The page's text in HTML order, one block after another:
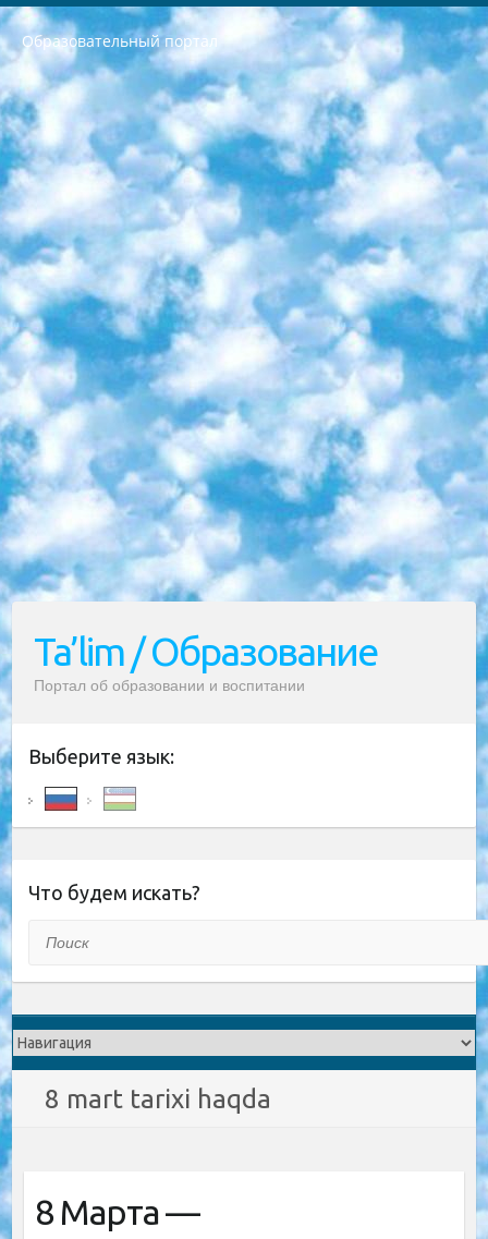
Образовательный портал
РЕСПУБЛИКА УЗБЕКИСТАН МИНИСТРЕРСТВО ДОШКОЛЬНОГО И ШКОЛЬНОГО ОБРАЗОВАНИЯ КОМАНДА в общеобразовательных учреждениях в 2023-2024 учебном году организация и проведение итоговой государственной аттестации обучающихся о Министра дошкольного и школьного образования Республики Узбекистан от 4 марта 2008 года (постановлением Минюста от 20 марта 2008 года № 1778 государственной регистрации) «Итоговое состояние учащихся общего среднего образования на основании положения об утверждении положения об аттестации общего среднего образования выпускной экзамен студентов в образовательных учреждениях в 2023-2024 учебном году В целях организации и прохождения аттестации приказываю: 1. Следующее: перечень предметов, по которым будет проводиться итоговая государственная аттестация и экзамен формы перевода согласно приложению 1; сертификаты международного образца, оценивающие уровень владения иностранными языками перечень согласно приложению 2; 2. Педагогический при специализированных образовательных учреждениях. научно-практический центр квалификации и международной оценки (Д.Давидова) 2024 г. До 25 марта: задания по предметам, по которым будет проводиться итоговая аттестация разработка и утверждение технических условий; итоговая аттестация на основании разработанного предметного задания разработка вопросов по предметам (устно и письменно), экзамен передача; общеобразовательные средние школы и специальные учебные заведения учащиеся выпускных классов школ и интернатов в агентской системе подготовка базы данных экзаменационных материалов и критериев оценки; перевод базы экзаменационных материалов на все языки обучения подать в Республиканский образовательный центр для изготовления; варианты экзаменов на основе разработанных контрольных материалов пусть будут поставлены задачи формирования. 3. Республиканский образовательный центр (Ш.Худайкулов) до 5 апреля 2024 года. до: база данных предоставленных экзаменационных материалов на все языки обучения перевод и экспертиза; для слепых, слабовидящих, глухих, слабослышащих и умственно отсталых детей учащиеся выпускных классов специализированных школ и школ-интернатов база данных экзаменационных материалов на всех преподаваемых языках подготовка критериев оценки; специализированные школы для умственно отсталых детей и технологии для учащихся выпускных классов школ-интернатов разработка соответствующих рекомендаций и критериев проведения ЕГЭ по естествознанию давать задания. 4. Педагогический при специализированных образовательных учреждениях. Научно-практический центр навыков и международной оценки (Д.Давидова), Республика образовательный центр (Худайкулов Ш.) итоговый государственный аттестационный экзамен ориентирован на творческое и логическое мышление при подготовке базы материалов учитывать введение заданий. 5. Следует отметить, что: сертификат государственного образца о знании общеобразовательного предмета и как минимум национальный уровень B1 по предметам на иностранных языках, указанным в Приложении 2. или международно признанный сертификат эквивалентного уровня студенты, изучающие определенный предмет, освобождаются от экзамена; по соответствующим предметам запланирована итоговая государственная аттестация за день до дня, путем жеребьевки Рабочей группой (в письменной форме по предметам, проводимым в форме) из числа сформированных вариантов выбрано 2 варианта; 2 выбранных варианта экзамена анонсированы на официальном сайте министерства и все выпускники по всей стране на основе этих вариантов проводит итоговую государственную аттестацию. 6. Государственное образование учащихся средних общеобразовательных учреждений. знания в соответствии с квалификационными требованиями, которые необходимо приобрести на основании стандартов итоговый (выпускной) контроль для 9 и 11 классов в целях тестирования Экзамены (далее – экзамены) состоят из предметов, перечисленных в приложении 1. будет сделано. 7. Экзамены пройдут с 26 мая по 15 июня 2024 г. (кроме науки физического воспитания). 8. Физическая для учащихся 9 классов общесредних образовательных учреждений. Экзамены по предмету «Образование, квалификация медицина» 1-6 мая 2024 года. сотрудники перевести под присмотр (с отклонениями в физическом или умственном развитии) специализированная школа для детей, школы-интернаты и со сколиозом школы-интернаты санаторного типа для больных детей исключены). 9. Он был слепым, слабовидящим и имел нарушения опорно-двигательного аппарата. экзамены в специализированных школах и интернатах для детей должны проводиться исходя из требований, предъявляемых к общеобразовательным учреждениям (физкультура кроме науки). 10. Специализированная школа для глухих и слабослышащих детей. и экзамены в интернатах и быть реализован в виде письменного теста по математике. 11. Специальность для умственно отсталых детей. Для 9 класса Родной язык и литературное письмо Государственный язык (язык обучения – узбекский). для неклассов) написано Математическое письмо Письменная/устная история Узбекистана Физическое воспитание практично Итоговый контроль Для 11 класса Написание родного языка и литературы (эссе) Математическое письмо Узбекский язык (обучение на узбекском языке) не посещающее общее среднее образование для учреждений)/Образовательное учреждение выбор письменный и устный Иностранный язык письменный/устный Письменная/устная история Узбекистана *По выбору студента:  Химия  Физика  Основы государственного права  География 10 бесплатных образовательных ресурсов - Мы составили подборку онлайн-проектов с интерактивными упражнениями, видеолекциями и статьями. Они помогут вам обрести новые и освежить старые знания бесплатно. 1. «ИНТУИТ» Старейшая образовательная площадка Рунета. Здесь вы найдёте сотни текстовых и видеокурсов на десятки различных тем — от программирования до психологии. Многие курсы подготовлены российскими университетами и крупными международными компаниями вроде Intel и Microsoft. Самостоятельное обучение бесплатное, но желающие могут оплатить услуги персональных наставников. 2. «Смартия» знакомит с актуальными профессиями и подсказывает, как им обучаться. Выбрав заинтересовавшую вас специальность — SMM-специалист, фотограф, веб-дизайнер или другую, — увидите список необходимых для неё умений. Чтобы вы могли освоить их самостоятельно, для каждого умения площадка отображает подборку ссылок на учебные материалы. Хотя «Смартия» ориентируется на русскоязычную аудиторию, часть контента всё же доступна только на английском. 3. «Лекторий Физтеха» Проект Московского физико-технического института (Физтеха). С его помощью вы можете смотреть онлайн серии лекций, записанные на видео в этом вузе. В числе доступных предметов — физика, биология, химия, информационные технологии и другие. К некоторым лекциям администрация ресурса прилагает готовые конспекты, которые можно скачивать в PDF-формате. 4. ITMOcourses Онлайн-площадка Санкт-Петербургского национального исследовательского университета информационных технологий, механики и оптики (ИТМО). Ресурс предоставляет свободный доступ к курсам, разработанным в этом вузе. Каталог материалов разбит на четыре категории: «Оптические системы и технологии», «Приборостроение и робототехника», «Информационные технологии» и «Биотехнологии». Курсы состоят из видеолекций, интерактивных демонстраций и заданий. 5. «КиберЛенинка» Электронная научная библиотека открытого доступа. Каталог площадки регулярно обрастает текстами статей из различных научных изданий. Сгруппированные по журналам и рубрикам публикации можно читать онлайн или скачивать целиком в PDF-формате. Проект нацелен на популяризацию науки за счёт открытого доступа к качественной информации. 6. «ПостНаука» На этом ресурсе публикуют подборки видеолекций, составленные экспертами из разных отраслей и объединённые общими темами. Среди них, к примеру, есть серии «Биоинформатика и геномика», «Культура средневековой Скандинавии» и Cinema Studies о теории кино. Каждая подборка лекций — логически связанная история, рассказанная экспертом от первого лица. Кроме того, на сайте появляются научно-образовательные статьи и тесты на разные темы. 7. «Newочём» Команда проекта «Newочём» отбирает самые интересные тексты из англоязычных СМИ и переводит те из них, за которые голосуют участники сообщества «ВКонтакте». По большей части это научно-популярные статьи. Редакторы придумывают лишь заголовки, в остальном содержание переводов соответствует оригиналам. Полные тексты можно читать прямо в социальной сети. 8. InternetUrok Онлайн-база материалов по основным дисциплинам школьной программы. Информация на сайте структурирована по классам, предметам и темам (урокам). Каждый урок состоит из видеолекций и конспектов. Есть также интерактивные тренажёры и тесты для закрепления пройденного материала. Даже если вы давно окончили школу, возможность повторить программу старших классов всегда может пригодиться. 9. Edutainme Ещё один ресурс об образовании. В отличие от Newtonew, как мне кажется, Edutainme больше ориентируется на представителей индустрии: педагогов, предпринимателей, разработчиков образовательных проектов. Но и любой, кто просто стремится к саморазвитию, найдёт на сайте много полезного и интересного для себя. Например, информацию о новых курсах и образовательных сервисах. 10. Newtonew Онлайн-медиа об образовании и обучении в широком смысле. Авторы Newtonew пишут об инструментах, заведениях, тактиках и стратегиях, которые помогают учить других и получать новые знания самостоятельно. На этой площадке вы найдёте новости, обзоры, аналитические мат
Ta’lim / Образование
Портал об образовании и воспитании
Выберите язык:
Что будем искать?
8 mart tarixi haqda
8 Марта —